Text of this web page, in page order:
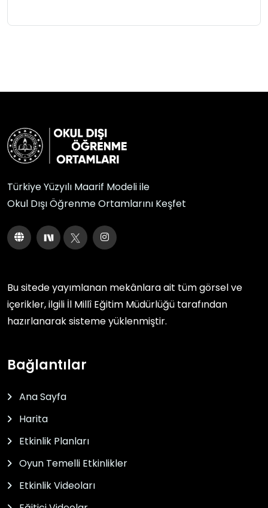
Türkiye Yüzyılı Maarif Modeli ile
Okul Dışı Öğrenme Ortamlarını Keşfet
Bu sitede yayımlanan mekânlara ait tüm görsel ve
içerikler, ilgili İl Millî Eğitim Müdürlüğü tarafından
hazırlanarak sisteme yüklenmiştir.
Bağlantılar
Ana Sayfa
Harita
Etkinlik Planları
Oyun Temelli Etkinlikler
Etkinlik Videoları